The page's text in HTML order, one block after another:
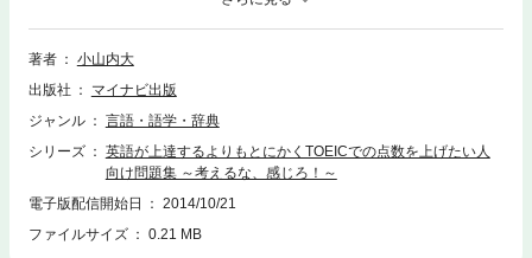
見出しの単語53語と、その派生語・類義語などを合わせると160以上のイ
ディオムや関連表現を効率的に学べるように構成しています。見出しの単
語には、使い方やニュアンスについての解説だけでなく、「派生語」「類
験に必要かつ充分な情報も加えてあります。また「例文」には、ネイティ
ブスピーカーの自然な文章や言い回しを盛り込みました。包括的な単語リ
けでも、派生語・類義語・関連表現・反意語など、エントリーの単語に必
要な周辺情報を一挙に押さえることができます。語彙力を高めるには、反
復練習が基本です。本書の巻末には定着度を確認する「スピードエクササ
イズ」を掲載してあります。エクササイズとチェックリストで、しっかり
語彙の知識を身につけたかどうかを確認することにより、効果的に学習を
著者
小山内大
出版社
マイナビ出版
ジャンル
言語・語学・辞典
シリーズ
英語が上達するよりもとにかくTOEICでの点数を上げたい人
向け問題集 ～考えるな、感じろ！～
電子版配信開始日
2014/10/21
ファイルサイズ
0.21 MB